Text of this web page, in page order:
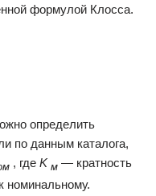
формулой Клосса.
определить
по данным каталога,
, где K м — кратность
номинальному.